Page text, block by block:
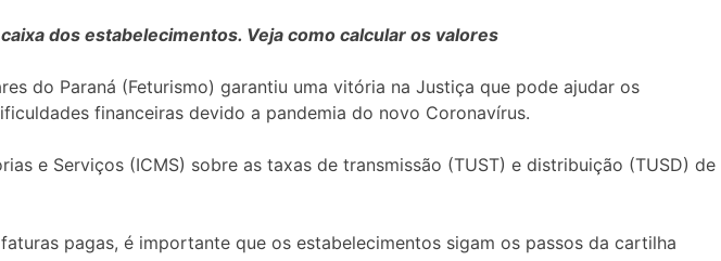
dos estabelecimentos. Veja como calcular os valores
do Paraná (Feturismo) garantiu uma vitória na Justiça que pode ajudar os
financeiras devido a pandemia do novo Coronavírus.
e Serviços (ICMS) sobre as taxas de transmissão (TUST) e distribuição (TUSD) de
pagas, é importante que os estabelecimentos sigam os passos da cartilha